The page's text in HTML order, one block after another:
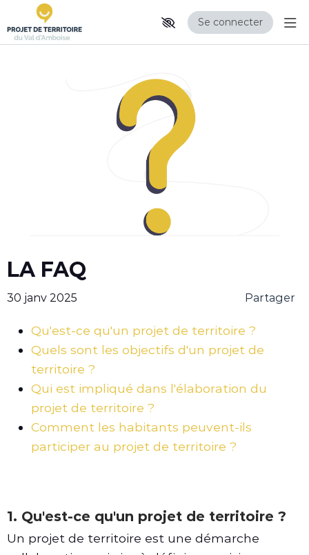
Se connecter
LA FAQ
30 janv 2025 Partager
Qu'est-ce qu'un projet de territoire ?
Quels sont les objectifs d'un projet de
territoire ?
Qui est impliqué dans l'élaboration du
projet de territoire ?
Comment les habitants peuvent-ils
participer au projet de territoire ?
1. Qu'est-ce qu'un projet de territoire ?
Un projet de territoire est une démarche